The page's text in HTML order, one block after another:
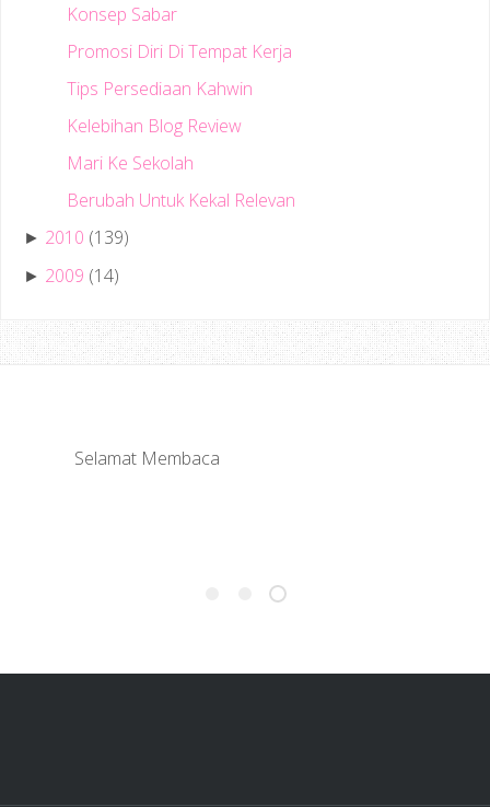
Konsep Sabar
Promosi Diri Di Tempat Kerja
Tips Persediaan Kahwin
Kelebihan Blog Review
Mari Ke Sekolah
Berubah Untuk Kekal Relevan
► 2010 (139)
► 2009 (14)
Jemput Datang Lagi